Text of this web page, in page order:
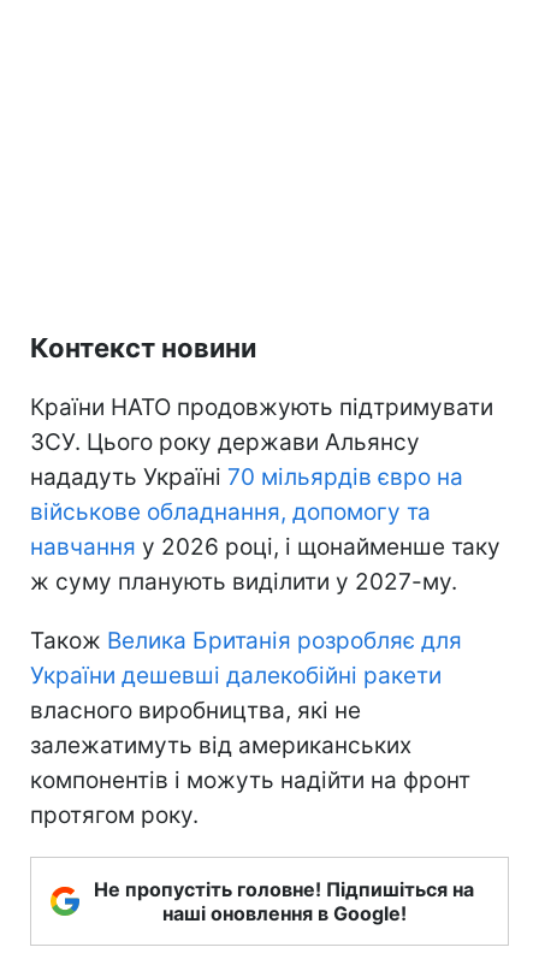
Контекст новини
Країни НАТО продовжують підтримувати
ЗСУ. Цього року держави Альянсу
нададуть Україні 70 мільярдів євро на
військове обладнання, допомогу та
навчання у 2026 році, і щонайменше таку
ж суму планують виділити у 2027-му.
Також Велика Британія розробляє для
України дешевші далекобійні ракети
власного виробництва, які не
залежатимуть від американських
компонентів і можуть надійти на фронт
протягом року.
Не пропустіть головне! Підпишіться на
наші оновлення в Google!